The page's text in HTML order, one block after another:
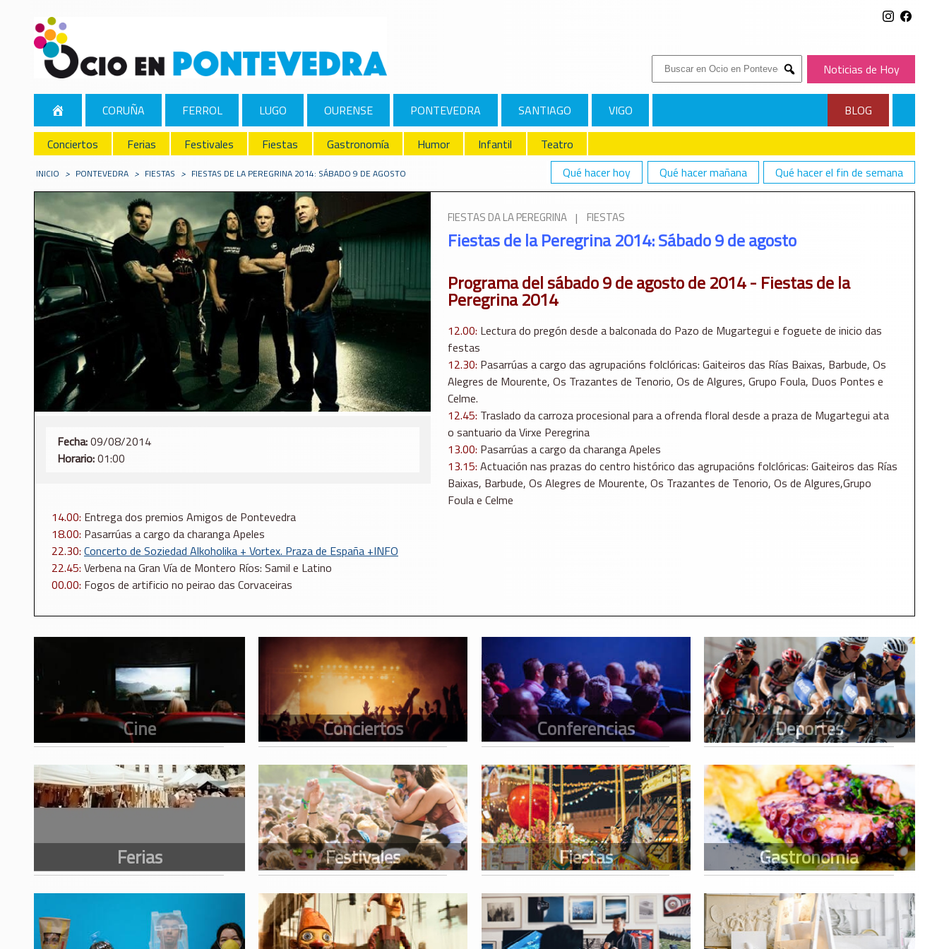
Buscar:
Submit
Noticias de Hoy
CORUÑA FERROL LUGO OURENSE PONTEVEDRA SANTIAGO VIGO
BLOG
Conciertos
Ferias Festivales Fiestas Gastronomía Humor Infantil
Teatro
Qué hacer hoy
Qué hacer mañana Qué hacer el fin de semana
INICIO > PONTEVEDRA > FIESTAS > FIESTAS DE LA PEREGRINA 2014: SÁBADO 9 DE AGOSTO
Fecha:09/08/2014
Horario:01:00
FIESTAS DA LA PEREGRINA | FIESTAS
Fiestas de la Peregrina 2014: Sábado 9 de agosto
Programa del sábado 9 de agosto de 2014- Fiestas de la
Peregrina 2014
12.00: Lectura do pregón desde a balconada do Pazo de Mugartegui e foguete de inicio das
festas
12.30: Pasarrúas a cargo das agrupacións folclóricas: Gaiteiros das Rías Baixas, Barbude, Os
Alegres de Mourente, Os Trazantes de Tenorio, Os de Algures, Grupo Foula, Duos Pontes e
Celme.
12.45: Traslado da carroza procesional para a ofrenda floral desde a praza de Mugartegui ata
o santuario da Virxe Peregrina
13.00: Pasarrúas a cargo da charanga Apeles
13.15: Actuación nas prazas do centro histórico das agrupacións folclóricas: Gaiteiros das Rías
Baixas, Barbude, Os Alegres de Mourente, Os Trazantes de Tenorio, Os de Algures,Grupo
Foula e Celme
14.00: Entrega dos premios Amigos de Pontevedra
18.00: Pasarrúas a cargo da charanga Apeles
22.30: Concerto de Soziedad Alkoholika + Vortex. Praza de España +INFO
22.45: Verbena na Gran Vía de Montero Ríos: Samil e Latino
00.00: Fogos de artificio no peirao das Corvaceiras